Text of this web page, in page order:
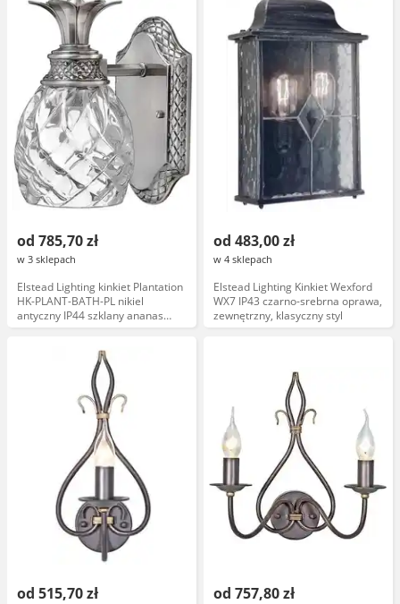
od 785,70 zł
w 3 sklepach
Elstead Lighting kinkiet Plantation
HK-PLANT-BATH-PL nikiel
antyczny IP44 szklany ananas
łazienkowa pojedyncza
od 483,00 zł
w 4 sklepach
Elstead Lighting Kinkiet Wexford
WX7 IP43 czarno-srebrna oprawa,
zewnętrzny, klasyczny styl
od 515,70 zł od 757,80 zł